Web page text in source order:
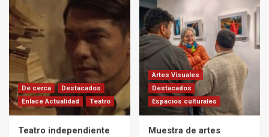
De cerca
Destacados
Enlace Actualidad
Teatro
Teatro independiente
Artes Visuales
Destacados
Espacios culturales
Muestra de artes